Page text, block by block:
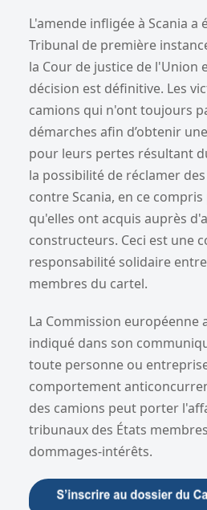
L'amende infligée à Scania
Tribunal de première
la Cour de justice de l'Union
décision est définitive. Les
camions qui n'ont toujours
démarches afin d’obtenir
pour leurs pertes résultant
la possibilité de réclamer
contre Scania, en ce
qu'elles ont acquis auprès
constructeurs. Ceci est une
responsabilité solidaire
membres du cartel.
La Commission européenne
indiqué dans son
toute personne ou
comportement
des camions peut porter
tribunaux des États
dommages-intérêts.